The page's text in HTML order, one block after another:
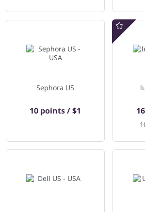
Sephora US
10 points / $1
Offres